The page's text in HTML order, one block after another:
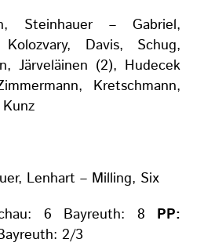
Steinhauer – Gabriel,
Davis, Schug,
Järveläinen (2), Hudecek
Kretschmann,
Lenhart – Milling, Six
6 Bayreuth: 8 PP:
2/3